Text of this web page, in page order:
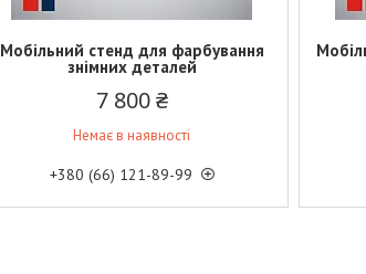
Мобільний стенд для фарбування
знімних деталей
7 800 ₴
Немає в наявності
+380 (66) 121-89-99